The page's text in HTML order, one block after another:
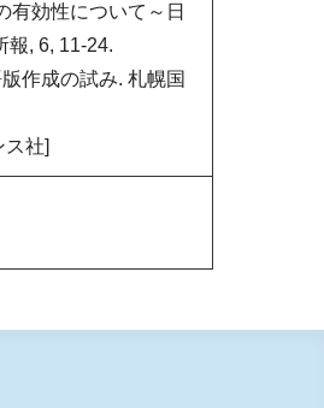
有効性について～日
報, 6, 11-24.
作成の試み. 札幌国
ス社]